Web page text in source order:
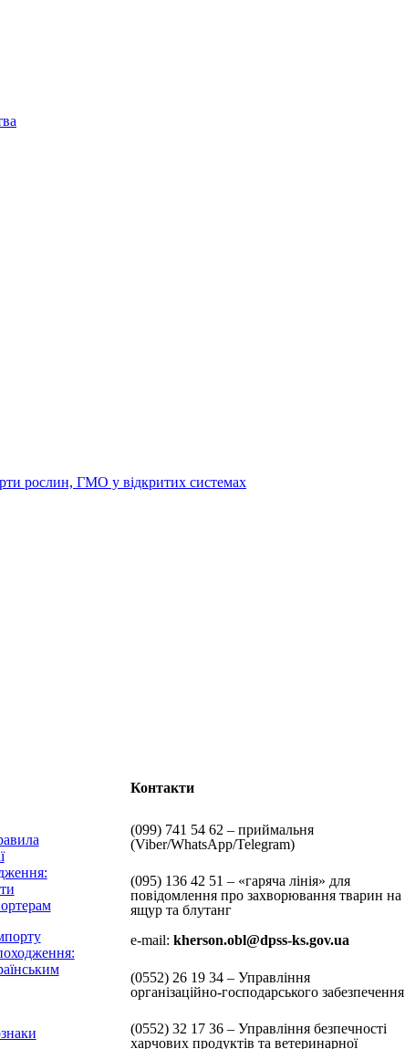
рослин, ГМО у відкритих системах
Контакти
(099) 741 54 62 – приймальня
(Viber/WhatsApp/Telegram)
(095) 136 42 51 – «гаряча лінія» для
повідомлення про захворювання тварин на
ящур та блутанг
e-mail:kherson.obl@dpss-ks.gov.ua
(0552)26 19 34 – Управління
організаційно-господарського забезпечення
(0552)32 17 36 – Управління безпечності
харчових продуктів та ветеринарної